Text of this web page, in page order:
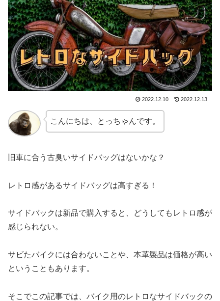
2022.12.10 2022.12.13
こんにちは、とっちゃんです。
旧車に合う古臭いサイドバッグはないかな？
レトロ感があるサイドバッグは高すぎる！
サイドバックは新品で購入すると、どうしてもレトロ感が
感じられない。
サビたバイクには合わないことや、本革製品は価格が高い
ということもあります。
そこでこの記事では、バイク用のレトロなサイドバックの